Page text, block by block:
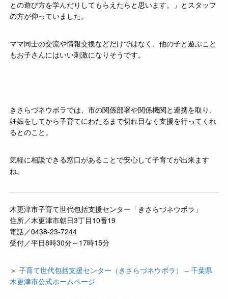
との遊び方を学んだりしてもらえたらと思います。」とスタッフ
の方が仰っていました。
ママ同士の交流や情報交換などだけではなく、他の子と遊ぶこと
もお子さんにはいい刺激になりそうです。
きさらづネウボラでは、市の関係部署や関係機関と連携を取り、
妊娠をしてから子育てにわたるまで切れ目なく支援を行ってくれ
るとのこと。
気軽に相談できる窓口があることで安心して子育てが出来ます
ね。
木更津市子育て世代包括支援センター「きさらづネウボラ」
住所／木更津市朝日3丁目10番19
電話／0438-23-7244
受付／平日8時30分～17時15分
＞子育て世代包括支援センター（きさらづネウボラ） – 千葉県
木更津市公式ホームページ